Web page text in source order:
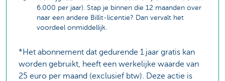
6.000 per jaar). Stap je binnen die 12 maanden over
naar een andere Billit‑licentie? Dan vervalt het
voordeel onmiddellijk.
*Het abonnement dat gedurende 1 jaar gratis kan
worden gebruikt, heeft een werkelijke waarde van
25 euro per maand (exclusief btw). Deze actie is